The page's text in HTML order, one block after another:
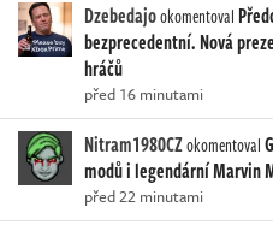
Dzebedajookomentoval
bezprecedentní. Nová
hráčů
před 16 minutami
Nitram1980CZokomentoval
modů i legendární Marvin
před 22 minutami